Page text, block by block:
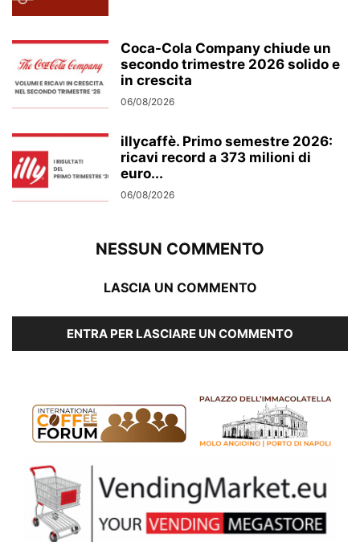
Coca-Cola Company chiude un
secondo trimestre 2026 solido e
in crescita
06/08/2026
illycaffè. Primo semestre 2026:
ricavi record a 373 milioni di
euro...
06/08/2026
NESSUN COMMENTO
LASCIA UN COMMENTO
ENTRA PER LASCIARE UN COMMENTO